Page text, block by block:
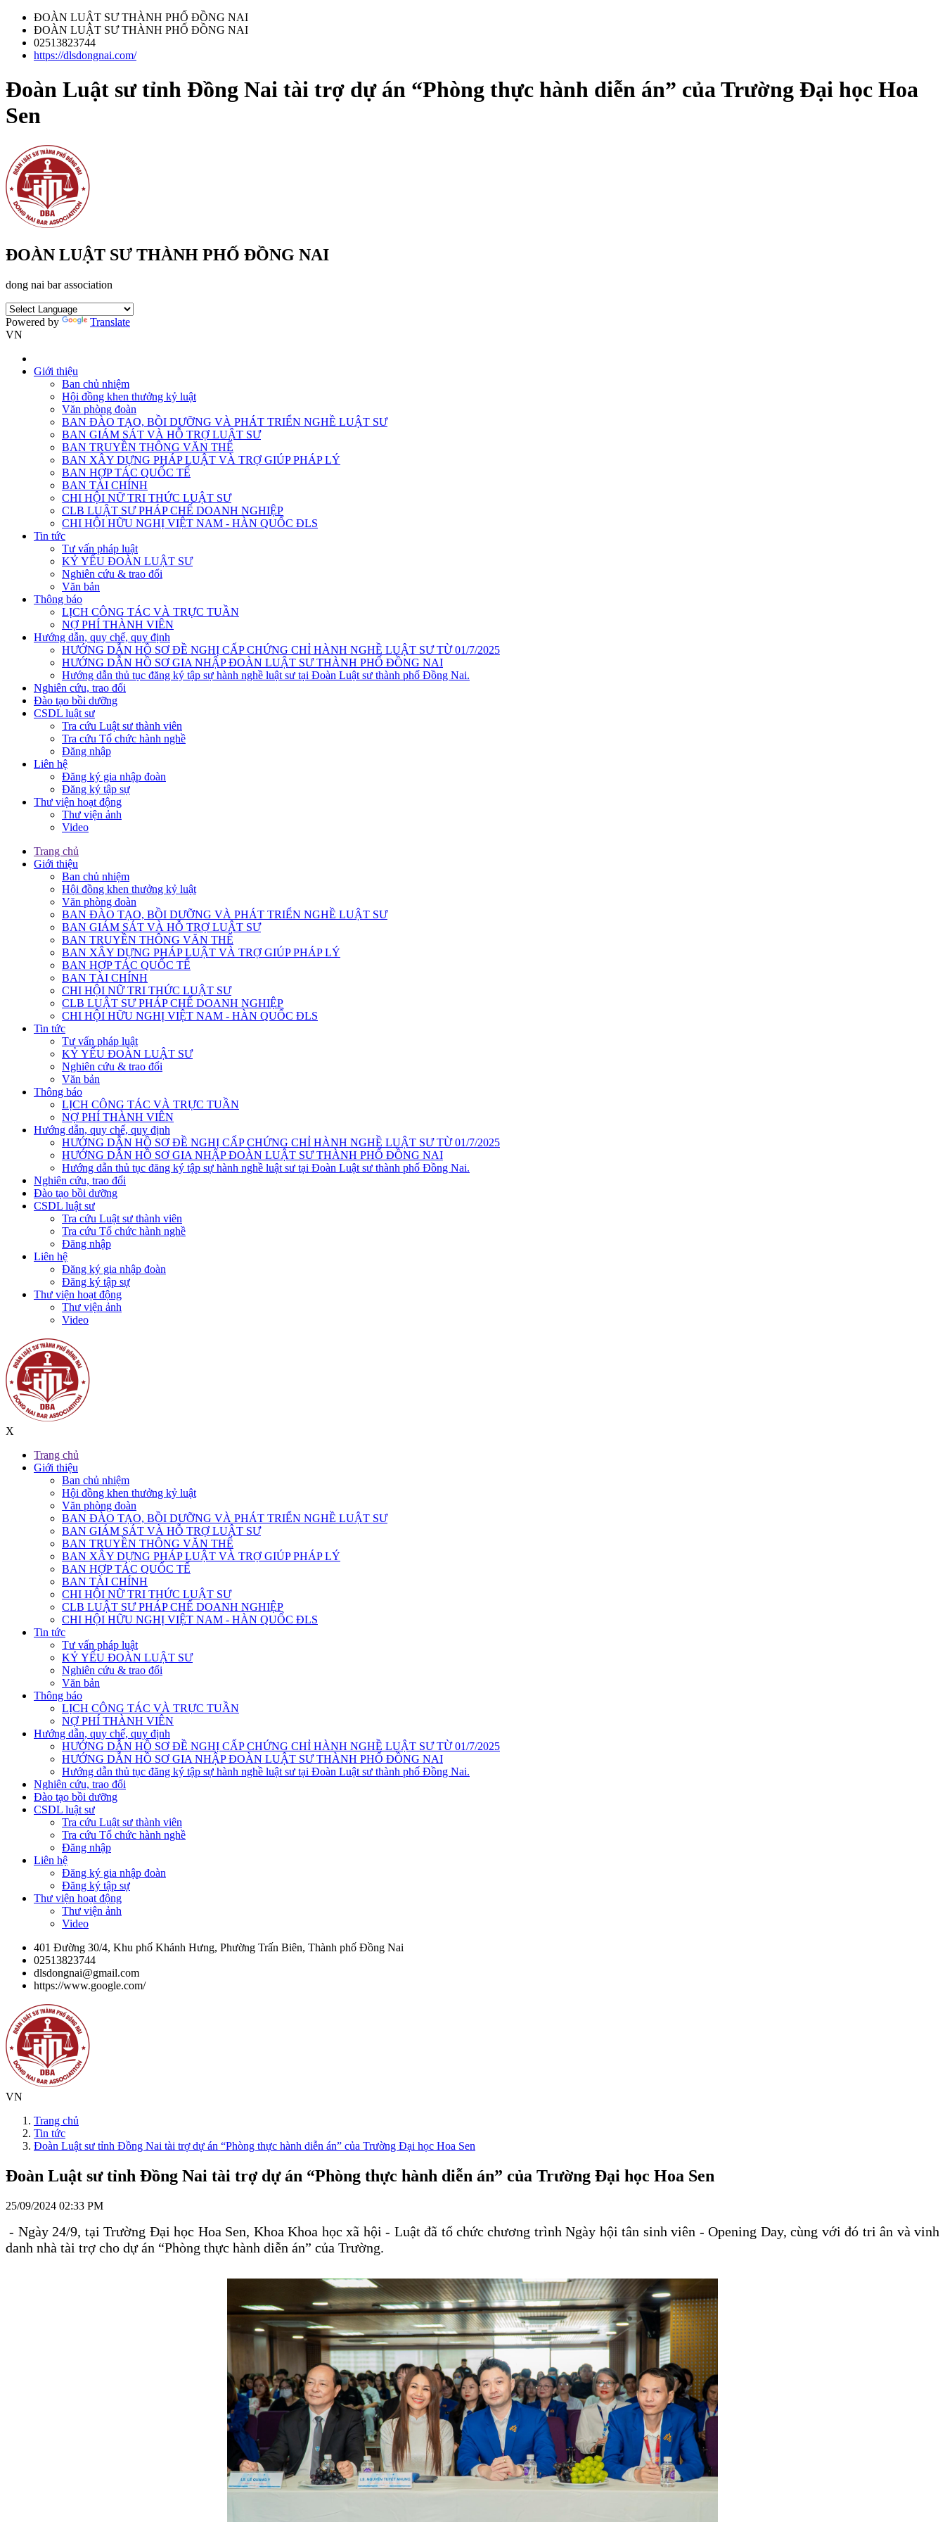
ĐOÀN LUẬT SƯ THÀNH PHỐ ĐỒNG NAI
ĐOÀN LUẬT SƯ THÀNH PHỐ ĐỒNG NAI
02513823744
https://dlsdongnai.com/
Đoàn Luật sư tỉnh Đồng Nai tài trợ dự án “Phòng thực hành diễn án” của Trường Đại học Hoa
Sen
ĐOÀN LUẬT SƯ THÀNH PHỐ ĐỒNG NAI
dong nai bar association
Powered by
Translate
VN
Giới thiệu
Ban chủ nhiệm
Hội đồng khen thưởng kỷ luật
Văn phòng đoàn
BAN ĐÀO TẠO, BỒI DƯỠNG VÀ PHÁT TRIỂN NGHỀ LUẬT SƯ
BAN GIÁM SÁT VÀ HỖ TRỢ LUẬT SƯ
BAN TRUYỀN THÔNG VĂN THỂ
BAN XÂY DỰNG PHÁP LUẬT VÀ TRỢ GIÚP PHÁP LÝ
BAN HỢP TÁC QUỐC TẾ
BAN TÀI CHÍNH
CHI HỘI NỮ TRI THỨC LUẬT SƯ
CLB LUẬT SƯ PHÁP CHẾ DOANH NGHIỆP
CHI HỘI HỮU NGHỊ VIỆT NAM - HÀN QUỐC ĐLS
Tin tức
Tư vấn pháp luật
KỶ YẾU ĐOÀN LUẬT SƯ
Nghiên cứu & trao đổi
Văn bản
Thông báo
LỊCH CÔNG TÁC VÀ TRỰC TUẦN
NỢ PHÍ THÀNH VIÊN
Hướng dẫn, quy chế, quy định
HƯỚNG DẪN HỒ SƠ ĐỀ NGHỊ CẤP CHỨNG CHỈ HÀNH NGHỀ LUẬT SƯ TỪ 01/7/2025
HƯỚNG DẪN HỒ SƠ GIA NHẬP ĐOÀN LUẬT SƯ THÀNH PHỐ ĐỒNG NAI
Hướng dẫn thủ tục đăng ký tập sự hành nghề luật sư tại Đoàn Luật sư thành phố Đồng Nai.
Nghiên cứu, trao đổi
Đào tạo bồi dưỡng
CSDL luật sư
Tra cứu Luật sư thành viên
Tra cứu Tổ chức hành nghề
Đăng nhập
Liên hệ
Đăng ký gia nhập đoàn
Đăng ký tập sự
Thư viện hoạt động
Thư viện ảnh
Video
Trang chủ
Giới thiệu
Ban chủ nhiệm
Hội đồng khen thưởng kỷ luật
Văn phòng đoàn
BAN ĐÀO TẠO, BỒI DƯỠNG VÀ PHÁT TRIỂN NGHỀ LUẬT SƯ
BAN GIÁM SÁT VÀ HỖ TRỢ LUẬT SƯ
BAN TRUYỀN THÔNG VĂN THỂ
BAN XÂY DỰNG PHÁP LUẬT VÀ TRỢ GIÚP PHÁP LÝ
BAN HỢP TÁC QUỐC TẾ
BAN TÀI CHÍNH
CHI HỘI NỮ TRI THỨC LUẬT SƯ
CLB LUẬT SƯ PHÁP CHẾ DOANH NGHIỆP
CHI HỘI HỮU NGHỊ VIỆT NAM - HÀN QUỐC ĐLS
Tin tức
Tư vấn pháp luật
KỶ YẾU ĐOÀN LUẬT SƯ
Nghiên cứu & trao đổi
Văn bản
Thông báo
LỊCH CÔNG TÁC VÀ TRỰC TUẦN
NỢ PHÍ THÀNH VIÊN
Hướng dẫn, quy chế, quy định
HƯỚNG DẪN HỒ SƠ ĐỀ NGHỊ CẤP CHỨNG CHỈ HÀNH NGHỀ LUẬT SƯ TỪ 01/7/2025
HƯỚNG DẪN HỒ SƠ GIA NHẬP ĐOÀN LUẬT SƯ THÀNH PHỐ ĐỒNG NAI
Hướng dẫn thủ tục đăng ký tập sự hành nghề luật sư tại Đoàn Luật sư thành phố Đồng Nai.
Nghiên cứu, trao đổi
Đào tạo bồi dưỡng
CSDL luật sư
Tra cứu Luật sư thành viên
Tra cứu Tổ chức hành nghề
Đăng nhập
Liên hệ
Đăng ký gia nhập đoàn
Đăng ký tập sự
Thư viện hoạt động
Thư viện ảnh
Video
X
Trang chủ
Giới thiệu
Ban chủ nhiệm
Hội đồng khen thưởng kỷ luật
Văn phòng đoàn
BAN ĐÀO TẠO, BỒI DƯỠNG VÀ PHÁT TRIỂN NGHỀ LUẬT SƯ
BAN GIÁM SÁT VÀ HỖ TRỢ LUẬT SƯ
BAN TRUYỀN THÔNG VĂN THỂ
BAN XÂY DỰNG PHÁP LUẬT VÀ TRỢ GIÚP PHÁP LÝ
BAN HỢP TÁC QUỐC TẾ
BAN TÀI CHÍNH
CHI HỘI NỮ TRI THỨC LUẬT SƯ
CLB LUẬT SƯ PHÁP CHẾ DOANH NGHIỆP
CHI HỘI HỮU NGHỊ VIỆT NAM - HÀN QUỐC ĐLS
Tin tức
Tư vấn pháp luật
KỶ YẾU ĐOÀN LUẬT SƯ
Nghiên cứu & trao đổi
Văn bản
Thông báo
LỊCH CÔNG TÁC VÀ TRỰC TUẦN
NỢ PHÍ THÀNH VIÊN
Hướng dẫn, quy chế, quy định
HƯỚNG DẪN HỒ SƠ ĐỀ NGHỊ CẤP CHỨNG CHỈ HÀNH NGHỀ LUẬT SƯ TỪ 01/7/2025
HƯỚNG DẪN HỒ SƠ GIA NHẬP ĐOÀN LUẬT SƯ THÀNH PHỐ ĐỒNG NAI
Hướng dẫn thủ tục đăng ký tập sự hành nghề luật sư tại Đoàn Luật sư thành phố Đồng Nai.
Nghiên cứu, trao đổi
Đào tạo bồi dưỡng
CSDL luật sư
Tra cứu Luật sư thành viên
Tra cứu Tổ chức hành nghề
Đăng nhập
Liên hệ
Đăng ký gia nhập đoàn
Đăng ký tập sự
Thư viện hoạt động
Thư viện ảnh
Video
401 Đường 30/4, Khu phố Khánh Hưng, Phường Trấn Biên, Thành phố Đồng Nai
02513823744
dlsdongnai@gmail.com
https://www.google.com/
VN
Trang chủ
Tin tức
Đoàn Luật sư tỉnh Đồng Nai tài trợ dự án “Phòng thực hành diễn án” của Trường Đại học Hoa Sen
Đoàn Luật sư tỉnh Đồng Nai tài trợ dự án “Phòng thực hành diễn án” của Trường Đại học Hoa Sen
25/09/2024 02:33 PM
- Ngày 24/9, tại Trường Đại học Hoa Sen, Khoa Khoa học xã hội - Luật đã tổ chức chương trình Ngày hội tân sinh viên - Opening Day, cùng với đó tri ân và vinh
danh nhà tài trợ cho dự án “Phòng thực hành diễn án” của Trường.